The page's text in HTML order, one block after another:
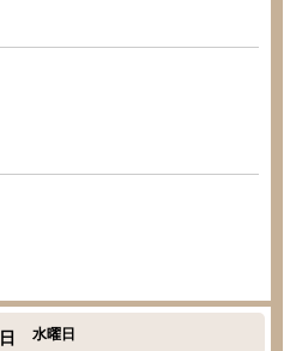
日 水曜日